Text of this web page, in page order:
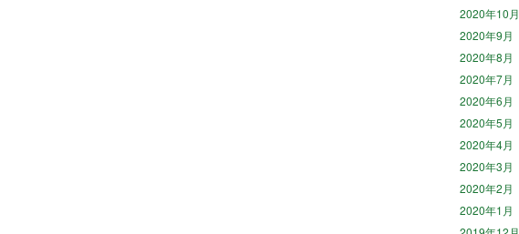
2020年10月
2020年9月
2020年8月
2020年7月
2020年6月
2020年5月
2020年4月
2020年3月
2020年2月
2020年1月